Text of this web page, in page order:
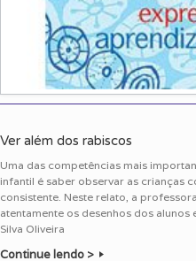
Ver além dos rabiscos
Uma das competências mais
infantil é saber observar as crianças
consistente. Neste relato, a
atentamente os desenhos dos
Silva Oliveira
Continue lendo >